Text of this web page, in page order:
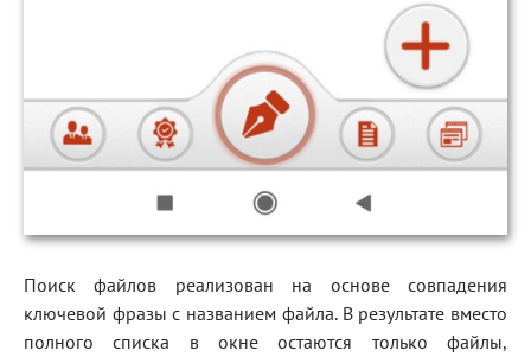
Поиск файлов реализован на основе совпадения
ключевой фразы с названием файла. В результате вместо
полного списка в окне остаются только файлы,